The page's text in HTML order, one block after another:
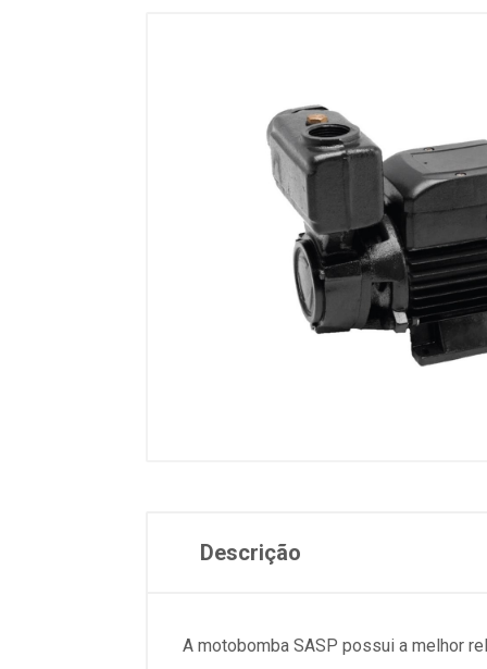
Descrição
A motobomba SASP possui a melhor